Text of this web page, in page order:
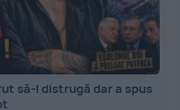
să-l distrugă dar a spus